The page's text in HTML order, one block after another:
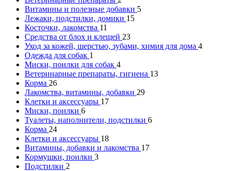
Витамины и полезные добавки 5
Лежаки, подстилки, домики 15
Косточки, лакомства 11
Средства от блох и клещей 23
Уход за кожей, шерстью, зубами, химия для дома 4
Одежда для собак 1
Миски, поилки для собак 4
Ветеринарные препараты, гигиена 13
Корма 26
Лакомства, витамины, добавки 29
Клетки и аксессуары 17
Миски, поилки 6
Туалеты, наполнители, подстилки 6
Корма 24
Клетки и аксессуары 18
Витамины, добавки и лакомства 17
Кормушки, поилки 3
Подстилки 2